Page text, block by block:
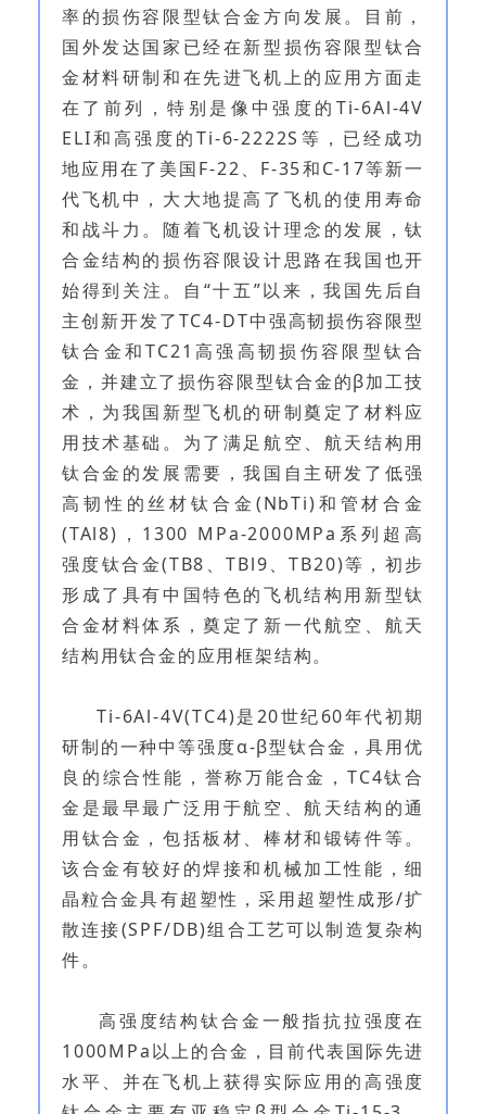
率的损伤容限型钛合金方向发展。目前，
国外发达国家已经在新型损伤容限型钛合
金材料研制和在先进飞机上的应用方面走
在了前列，特别是像中强度的Ti-6Al-4V
ELI和高强度的Ti-6-2222S等，已经成功
地应用在了美国F-22、F-35和C-17等新一
代飞机中，大大地提高了飞机的使用寿命
和战斗力。随着飞机设计理念的发展，钛
合金结构的损伤容限设计思路在我国也开
始得到关注。自“十五”以来，我国先后自
主创新开发了TC4-DT中强高韧损伤容限型
钛合金和TC21高强高韧损伤容限型钛合
金，并建立了损伤容限型钛合金的β加工技
术，为我国新型飞机的研制奠定了材料应
用技术基础。为了满足航空、航天结构用
钛合金的发展需要，我国自主研发了低强
高韧性的丝材钛合金(NbTi)和管材合金
(TAl8)，1300 MPa-2000MPa系列超高
强度钛合金(TB8、TBl9、TB20)等，初步
形成了具有中国特色的飞机结构用新型钛
合金材料体系，奠定了新一代航空、航天
结构用钛合金的应用框架结构。
Ti-6Al-4V(TC4)是20世纪60年代初期
研制的一种中等强度α-β型钛合金，具用优
良的综合性能，誉称万能合金，TC4钛合
金是最早最广泛用于航空、航天结构的通
用钛合金，包括板材、棒材和锻铸件等。
该合金有较好的焊接和机械加工性能，细
晶粒合金具有超塑性，采用超塑性成形/扩
散连接(SPF/DB)组合工艺可以制造复杂构
件。
高强度结构钛合金一般指抗拉强度在
1000MPa以上的合金，目前代表国际先进
水平、并在飞机上获得实际应用的高强度